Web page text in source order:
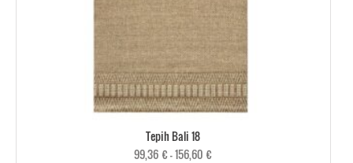
Tepih Bali 18
99,36 €–156,60 €